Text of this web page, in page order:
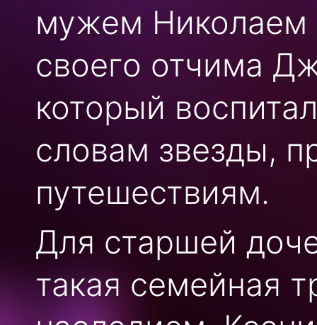
мужем
своего отчима
который
словам звезды,
путешествиям.
Для старшей
такая семейная